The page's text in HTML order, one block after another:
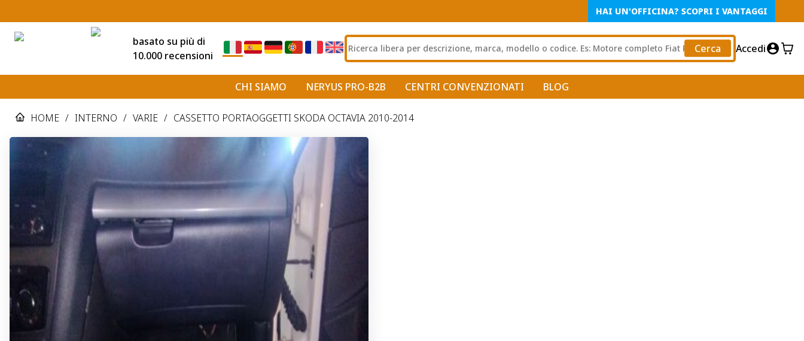
HAI UN'OFFICINA? SCOPRI I VANTAGGI
basato su più di
10.000 recensioni
Cerca Accedi
CHI SIAMO NERYUS PRO-B2B CENTRI CONVENZIONATI BLOG
HOME / INTERNO / VARIE / CASSETTO PORTAOGGETTI SKODA OCTAVIA 2010-2014